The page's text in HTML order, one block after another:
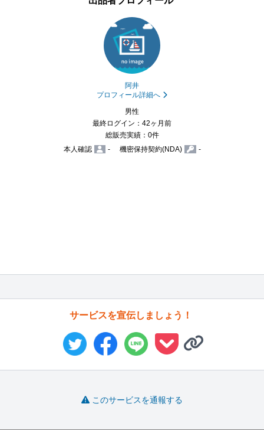
阿井
プロフィール詳細へ
男性
最終ログイン：42ヶ月前
総販売実績：0件
本人確認
- 機密保持契約(NDA) -
サービスを宣伝しましょう！
このサービスを通報する